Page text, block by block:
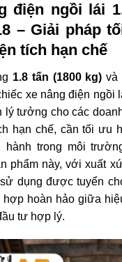
điện ngồi lái
– Giải pháp
tích hạn chế
1.8 tấn (1800 kg) và
xe nâng điện ngồi
lý tưởng cho các
hạn chế, cần tối ưu
hành trong môi
phẩm này, với xuất
dụng được tuyển
hoàn hảo giữa
tư hợp lý.